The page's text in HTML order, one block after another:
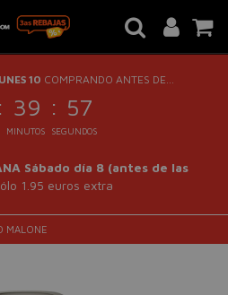
10 COMPRANDO ANTES DE...
: 39 : 57
MINUTOS SEGUNDOS
Sábado día 8 (antes de las
1.95 euros extra
MALONE